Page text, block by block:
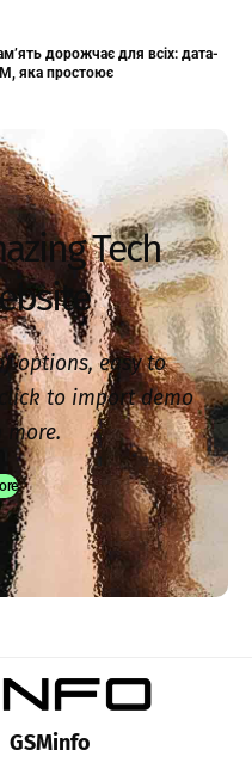
дорожчає для всіх: дата-
яка простоює
Tech
options, easy to
to import demo
more.